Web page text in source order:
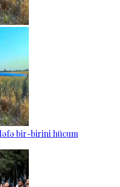
bir-birini hücum